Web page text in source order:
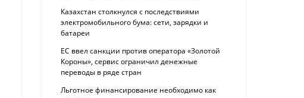
Казахстан столкнулся с последствиями
электромобильного бума: сети, зарядки и
батареи
ЕС ввел санкции против оператора «Золотой
Короны», сервис ограничил денежные
переводы в ряде стран
Льготное финансирование необходимо как